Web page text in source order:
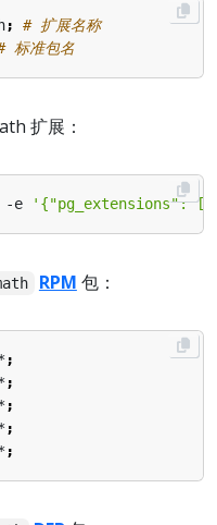
;
# 扩展名称
标准包名
扩展：
-e '{"pg_extensions":
RPM 包：
;
;
;
;
;